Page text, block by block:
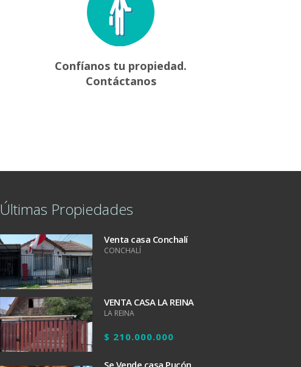
Confíanos tu propiedad.
Contáctanos
Últimas Propiedades
Venta casa Conchalí
CONCHALÍ
VENTA CASA LA REINA
LA REINA
$ 210.000.000
Se Vende casa Pucón